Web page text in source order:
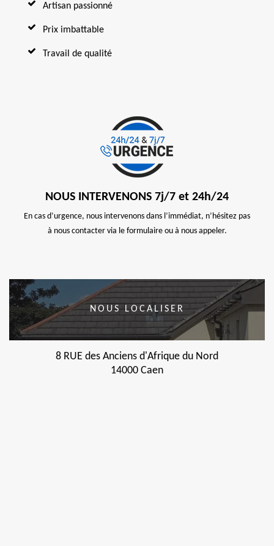
Artisan passionné
Prix imbattable
Travail de qualité
NOUS INTERVENONS 7j/7 et 24h/24
En cas d’urgence, nous intervenons dans l’immédiat, n’hésitez pas
à nous contacter via le formulaire ou à nous appeler.
NOUS LOCALISER
8 RUE des Anciens d'Afrique du Nord
14000 Caen